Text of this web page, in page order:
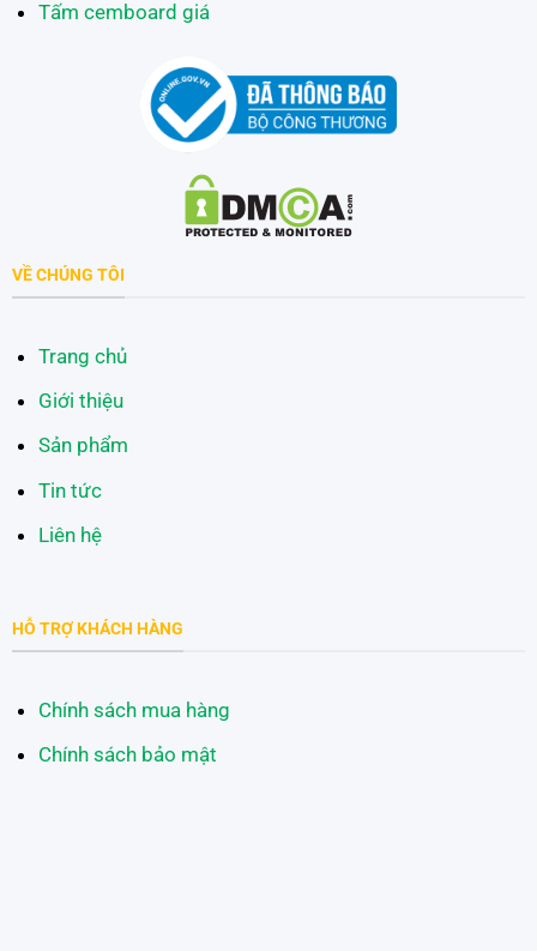
Tấm cemboard giá
VỀ CHÚNG TÔI
Trang chủ
Giới thiệu
Sản phẩm
Tin tức
Liên hệ
HỖ TRỢ KHÁCH HÀNG
Chính sách mua hàng
Chính sách bảo mật